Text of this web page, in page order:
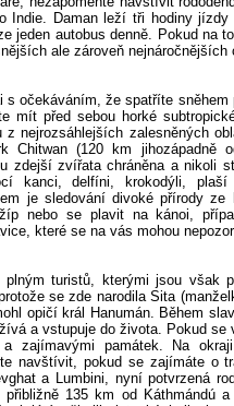
Indie. Daman leží tři hodiny
jeden autobus denně. Pokud na
ale zároveň
s očekáváním, že spatříte
mít před sebou horké
z nejrozsáhlejších zalesněných
Chitwan (120 km
zdejší zvířata chráněna a nikoli
kanci, delfíni, krokodýli,
je sledování divoké přírody
nebo se plavit na kánoi,
které se na vás mohou
turistů, kterými jsou však
se zde narodila Sita
opičí král Hanumán. Během
a vstupuje do života. Pokud
zajímavými památek. Na
navštívit, pokud se zajímáte o
a Lumbini, nyní potvrzená
přibližně 135 km od Káthmándú